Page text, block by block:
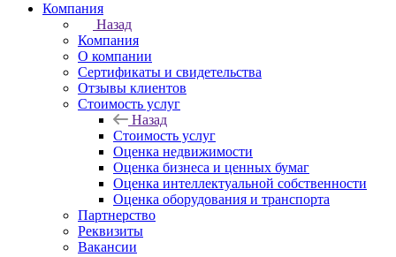
Компания
Назад
Компания
О компании
Сертификаты и свидетельства
Отзывы клиентов
Стоимость услуг
Назад
Стоимость услуг
Оценка недвижимости
Оценка бизнеса и ценных бумаг
Оценка интеллектуальной собственности
Оценка оборудования и транспорта
Партнерство
Реквизиты
Вакансии